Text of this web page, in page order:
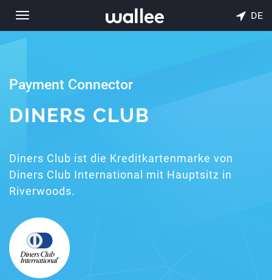
Toggle
navigation
DE
Payment Connector
DINERS CLUB
Diners Club ist die Kreditkartenmarke von
Diners Club International mit Hauptsitz in
Riverwoods.